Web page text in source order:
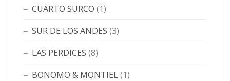
CUARTO SURCO (1)
SUR DE LOS ANDES (3)
LAS PERDICES (8)
BONOMO & MONTIEL(1)